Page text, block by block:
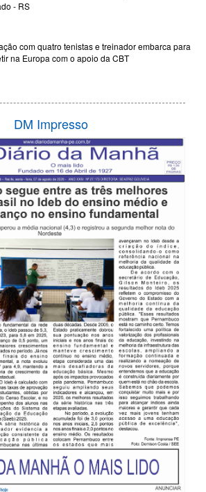
- RS
com quatro tenistas e treinador embarca para
na Europa com o apoio da CBT
DM Impresso